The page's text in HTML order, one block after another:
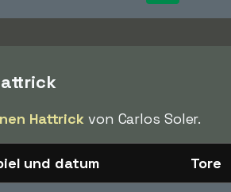
Hattrick von Carlos Soler.
und datum Tore